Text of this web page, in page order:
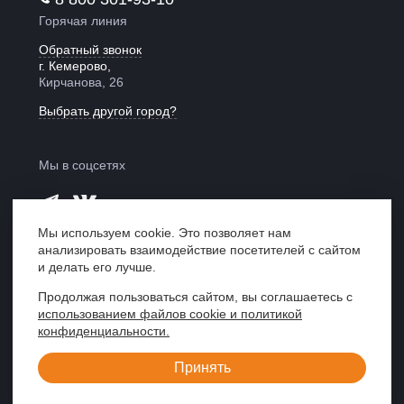
Горячая линия
Обратный звонок
г. Кемерово,
Кирчанова, 26
Выбрать другой город?
Мы в соцсетях
Мы в рейтинге
«Право 300»
Центр правовой поддержки «ЮрИнвест»,
Кемерово, 2007—2026
Мы используем cookie. Это позволяет нам
анализировать взаимодействие посетителей с сайтом
и делать его лучше.
Продолжая пользоваться сайтом, вы соглашаетесь с
использованием файлов cookie и политикой
конфиденциальности.
Принять